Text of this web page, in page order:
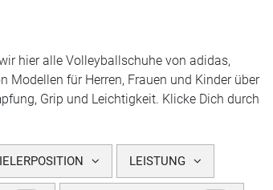
hier alle Volleyballschuhe von adidas,
Modellen für Herren, Frauen und Kinder über
Grip und Leichtigkeit. Klicke Dich durch
LEISTUNG